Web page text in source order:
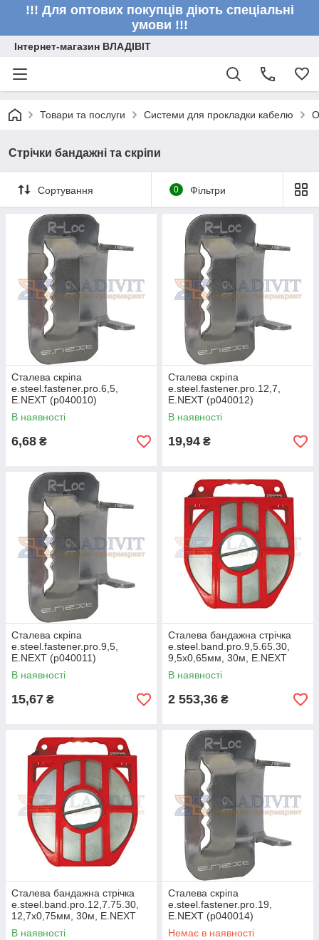
!!! Для оптових покупців діють спеціальні
умови !!!
Інтернет-магазин ВЛАДІВІТ
Товари та послуги Системи для прокладки кабелю
Стрічки бандажні та скріпи
Сортування 0 Фільтри
Сталева скріпа
e.steel.fastener.pro.6,5,
E.NEXT (p040010)
В наявності
6,68 ₴
Сталева скріпа
e.steel.fastener.pro.12,7,
E.NEXT (p040012)
В наявності
19,94 ₴
Сталева скріпа
e.steel.fastener.pro.9,5,
E.NEXT (p040011)
В наявності
15,67 ₴
Сталева бандажна стрічка
e.steel.band.pro.9,5.65.30,
9,5х0,65мм, 30м, E.NEXT
(p040004)
В наявності
2 553,36 ₴
Сталева бандажна стрічка
e.steel.band.pro.12,7.75.30,
12,7х0,75мм, 30м, E.NEXT
(p040005)
В наявності
Сталева скріпа
e.steel.fastener.pro.19,
E.NEXT (p040014)
Немає в наявності